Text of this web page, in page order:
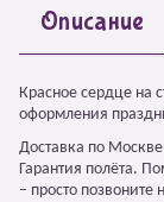
Описание
Красное сердце на
оформления
Доставка по Москве
Гарантия полёта.
– просто позвоните